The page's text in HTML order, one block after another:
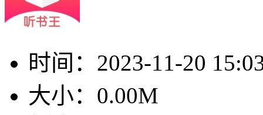
时间： 2023-11-20
大小： 0.00M